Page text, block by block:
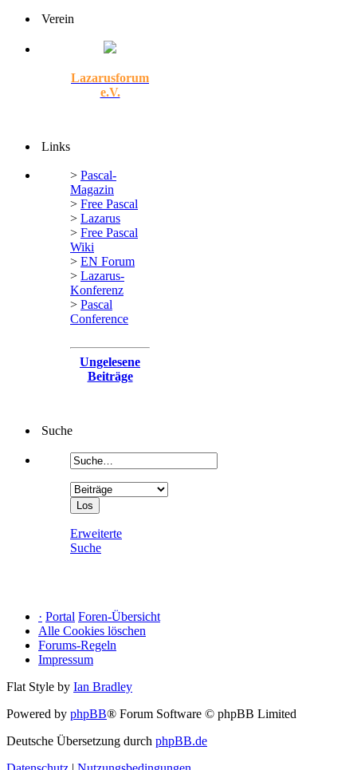
Verein
Lazarusforum
e.V.
Links
> Pascal-
Magazin
> Free Pascal
> Lazarus
> Free Pascal
Wiki
> EN Forum
> Lazarus-
Konferenz
> Pascal
Conference
Ungelesene
Beiträge
Suche
Erweiterte
Suche
· Portal Foren-Übersicht
Alle Cookies löschen
Forums-Regeln
Impressum
Flat Style by Ian Bradley
Powered by phpBB® Forum Software © phpBB Limited
Deutsche Übersetzung durch phpBB.de